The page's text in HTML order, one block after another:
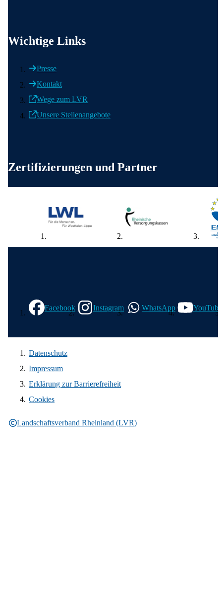
Wichtige Links
Presse
Kontakt
Wege zum LVR
Unsere Stellenangebote
Zertifizierungen und Partner
Facebook
Instagram WhatsApp YouTube
Landschaftsverband Rheinland (LVR)
Datenschutz
Impressum
Erklärung zur Barrierefreiheit
Cookies